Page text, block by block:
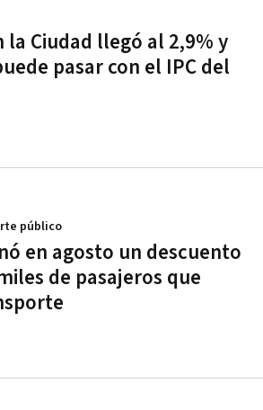
la Ciudad llegó al 2,9% y
pasar con el IPC del
en agosto un descuento
de pasajeros que
público